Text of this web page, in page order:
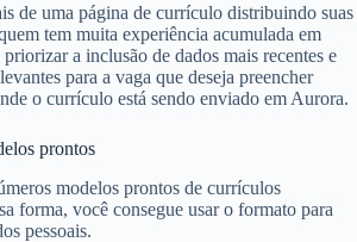
de uma página de currículo distribuindo suas
tem muita experiência acumulada em
a inclusão de dados mais recentes e
para a vaga que deseja preencher
o currículo está sendo enviado em Aurora.
prontos
modelos prontos de currículos
forma, você consegue usar o formato para
pessoais.